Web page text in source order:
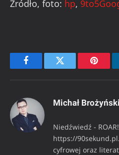
Źródło, foto: hp,
FacebookTwitter
Michał Brożyński
Niedźwiedź -
https://
cyfrowej oraz